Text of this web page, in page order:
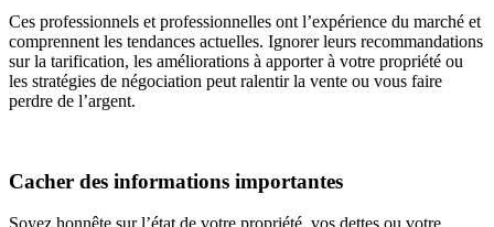
Ces professionnels et professionnelles ont l’expérience du marché et
comprennent les tendances actuelles. Ignorer leurs recommandations
sur la tarification, les améliorations à apporter à votre propriété ou
les stratégies de négociation peut ralentir la vente ou vous faire
perdre de l’argent.
Cacher des informations importantes